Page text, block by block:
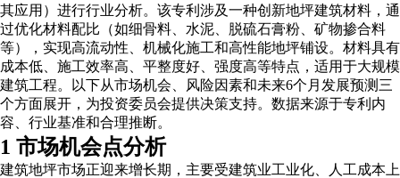
其应用）进行行业分析。该专利涉及一种创新地坪建筑材料，通
过优化材料配比（如细骨料、水泥、脱硫石膏粉、矿物掺合料
等），实现高流动性、机械化施工和高性能地坪铺设。材料具有
成本低、施工效率高、平整度好、强度高等特点，适用于大规模
建筑工程。以下从市场机会、风险因素和未来6个月发展预测三
个方面展开，为投资委员会提供决策支持。数据来源于专利内
容、行业基准和合理推断。
1 市场机会点分析
建筑地坪市场正迎来增长期，主要受建筑业工业化、人工成本上